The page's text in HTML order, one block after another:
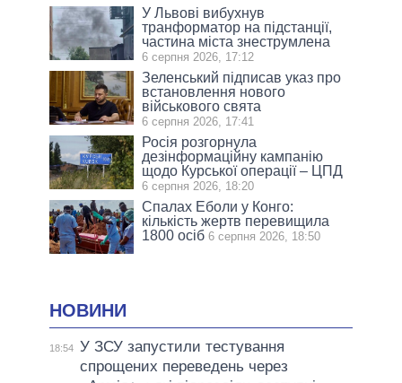
У Львові вибухнув
транформатор на підстанції,
частина міста знеструмлена
6 серпня 2026, 17:12
Зеленський підписав указ про
встановлення нового
військового свята
6 серпня 2026, 17:41
Росія розгорнула
дезінформаційну кампанію
щодо Курської операції – ЦПД
6 серпня 2026, 18:20
Спалах Еболи у Конго:
кількість жертв перевищила
1800 осіб 6 серпня 2026, 18:50
НОВИНИ
18:54 У ЗСУ запустили тестування
спрощених переведень через